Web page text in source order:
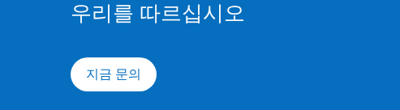
우리를 따르십시오
지금 문의